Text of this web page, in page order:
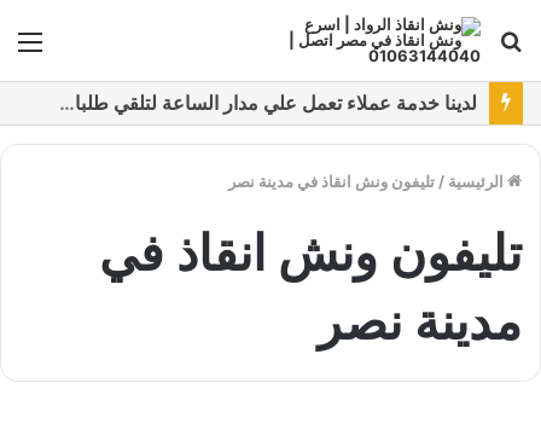
بحث
عن
نقدم خدمات متعددة لدفع خدمة ونش انقاذ سيارات باستخدام طرق دفع متعددة كما نتميز بتقديم أرخص سعر و أعلي جوده
الرئيسية / تليفون ونش انقاذ في مدينة نصر
تليفون ونش انقاذ في
مدينة نصر